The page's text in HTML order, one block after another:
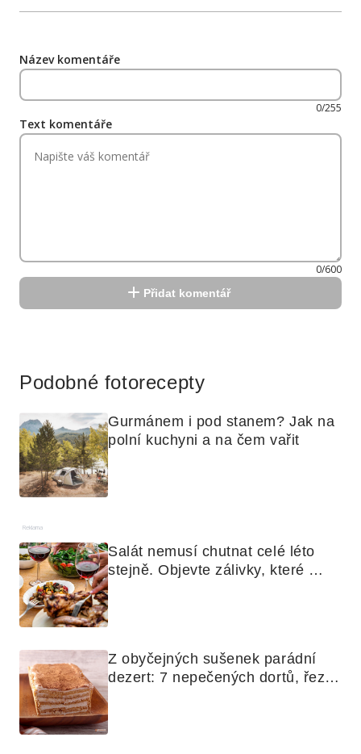
Název komentáře
0/255
Text komentáře
0/600
Přidat komentář
Podobné fotorecepty
Gurmánem i pod stanem? Jak na
polní kuchyni a na čem vařit
Reklama
Salát nemusí chutnat celé léto
stejně. Objevte zálivky, které
Z obyčejných sušenek parádní
dezert: 7 nepečených dortů, řezů